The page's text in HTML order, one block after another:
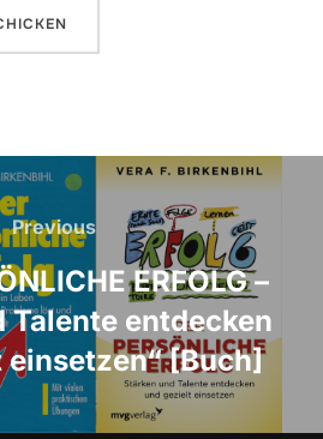
Previous
Previous
ERFOLG –
Talente entdecken
[Buch]